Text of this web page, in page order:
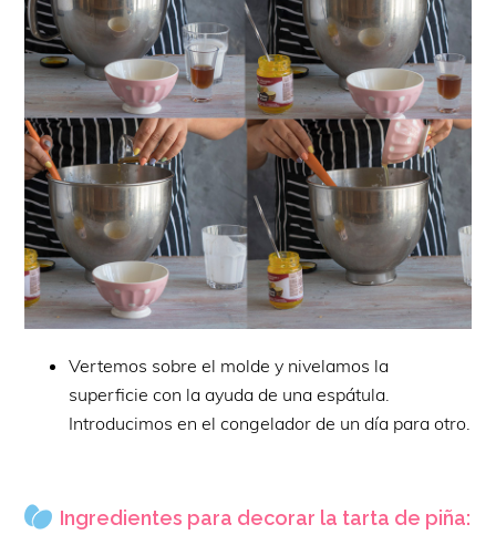
Vertemos sobre el molde y nivelamos la
superficie con la ayuda de una espátula.
Introducimos en el congelador de un día para otro.
Ingredientes para decorar la tarta de piña: